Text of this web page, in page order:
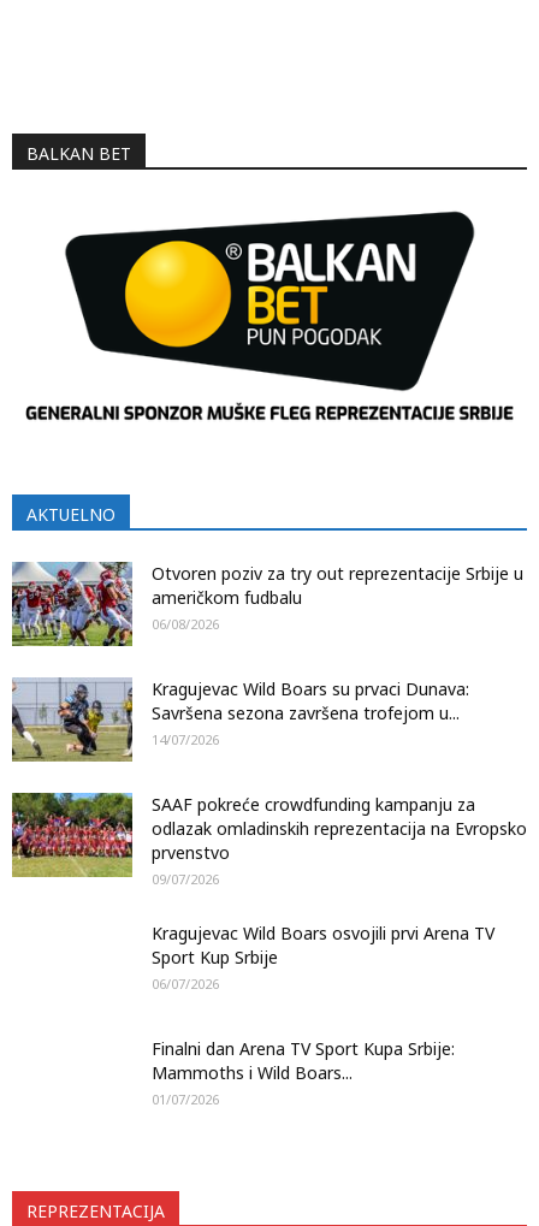
BALKAN BET
AKTUELNO
Otvoren poziv za try out reprezentacije Srbije u
američkom fudbalu
06/08/2026
Kragujevac Wild Boars su prvaci Dunava:
Savršena sezona završena trofejom u...
14/07/2026
SAAF pokreće crowdfunding kampanju za
odlazak omladinskih reprezentacija na Evropsko
prvenstvo
09/07/2026
Kragujevac Wild Boars osvojili prvi Arena TV
Sport Kup Srbije
06/07/2026
Finalni dan Arena TV Sport Kupa Srbije:
Mammoths i Wild Boars...
01/07/2026
REPREZENTACIJA